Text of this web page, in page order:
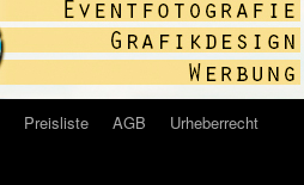
Preisliste AGB
Urheberrecht